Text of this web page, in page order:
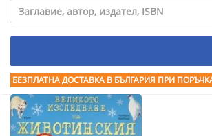
БЕЗПЛАТНА ДОСТАВКА В БЪЛГАРИЯ ПРИ